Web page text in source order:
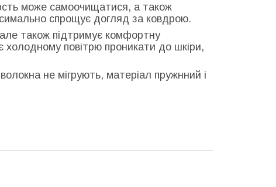
може самоочищатися, а також
спрощує догляд за ковдрою.
але також підтримує комфортну
холодному повітрю проникати до шкіри,
не мігрують, матеріал пружнний і